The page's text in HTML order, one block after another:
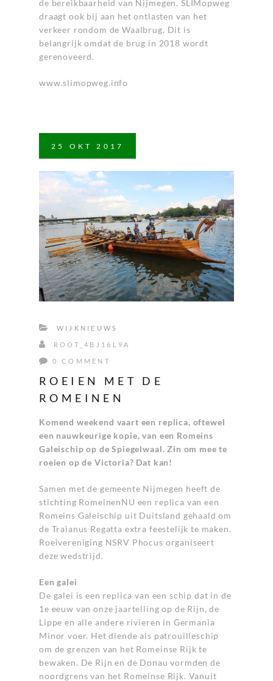
de bereikbaarheid van Nijmegen. SLIMopweg
draagt ook bij aan het ontlasten van het
verkeer rondom de Waalbrug. Dit is
belangrijk omdat de brug in 2018 wordt
gerenoveerd.
www.slimopweg.info
25 OKT 2017
WIJKNIEUWS
ROOT_4BJ16L9A
0 COMMENT
ROEIEN MET DE
ROMEINEN
Komend weekend vaart een replica, oftewel
een nauwkeurige kopie, van een Romeins
Galeischip op de Spiegelwaal. Zin om mee te
roeien op de Victoria? Dat kan!
Samen met de gemeente Nijmegen heeft de
stichting RomeinenNU een replica van een
Romeins Galeischip uit Duitsland gehaald om
de Traianus Regatta extra feestelijk te maken.
Roeivereniging NSRV Phocus organiseert
deze wedstrijd.
Een galei
De galei is een replica van een schip dat in de
1e eeuw van onze jaartelling op de Rijn, de
Lippe en alle andere rivieren in Germania
Minor voer. Het diende als patrouilleschip
om de grenzen van het Romeinse Rijk te
bewaken. De Rijn en de Donau vormden de
noordgrens van het Romeinse Rijk. Vanuit